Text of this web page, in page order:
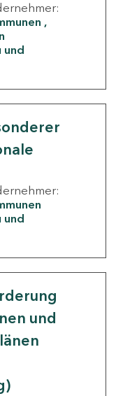
und
und
und